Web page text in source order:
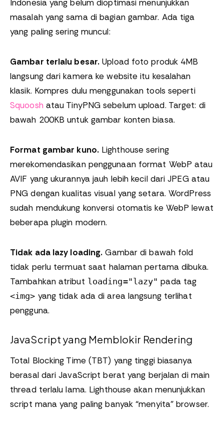
Indonesia yang belum dioptimasi menunjukkan
masalah yang sama di bagian gambar. Ada tiga
yang paling sering muncul:
Gambar terlalu besar. Upload foto produk 4MB
langsung dari kamera ke website itu kesalahan
klasik. Kompres dulu menggunakan tools seperti
Squoosh atau TinyPNG sebelum upload. Target: di
bawah 200KB untuk gambar konten biasa.
Format gambar kuno.Lighthouse sering
merekomendasikan penggunaan format WebP atau
AVIF yang ukurannya jauh lebih kecil dari JPEG atau
PNG dengan kualitas visual yang setara. WordPress
sudah mendukung konversi otomatis ke WebP lewat
beberapa plugin modern.
Tidak ada lazy loading. Gambar di bawah fold
tidak perlu termuat saat halaman pertama dibuka.
Tambahkan atribut loading="lazy" pada tag
<img> yang tidak ada di area langsung terlihat
pengguna.
JavaScript yang Memblokir Rendering
Total Blocking Time (TBT) yang tinggi biasanya
berasal dari JavaScript berat yang berjalan di main
thread terlalu lama. Lighthouse akan menunjukkan
script mana yang paling banyak “menyita” browser.